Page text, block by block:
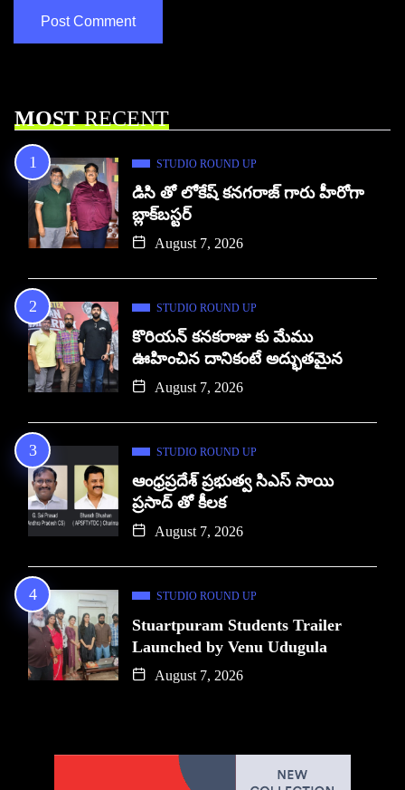
MOSTRECENT
STUDIO ROUND UP
డిసి తో లోకేష్ కనగరాజ్ గారు హీరోగా
బ్లాక్‌బస్టర్
August 7, 2026
STUDIO ROUND UP
కొరియన్ కనకరాజు కు మేము
ఊహించిన దానికంటే అద్భుతమైన
August 7, 2026
STUDIO ROUND UP
ఆంధ్రప్రదేశ్ ప్రభుత్వ సిఎస్ సాయి
ప్రసాద్ తో కీలక
August 7, 2026
STUDIO ROUND UP
Stuartpuram Students Trailer
Launched by Venu Udugula
August 7, 2026